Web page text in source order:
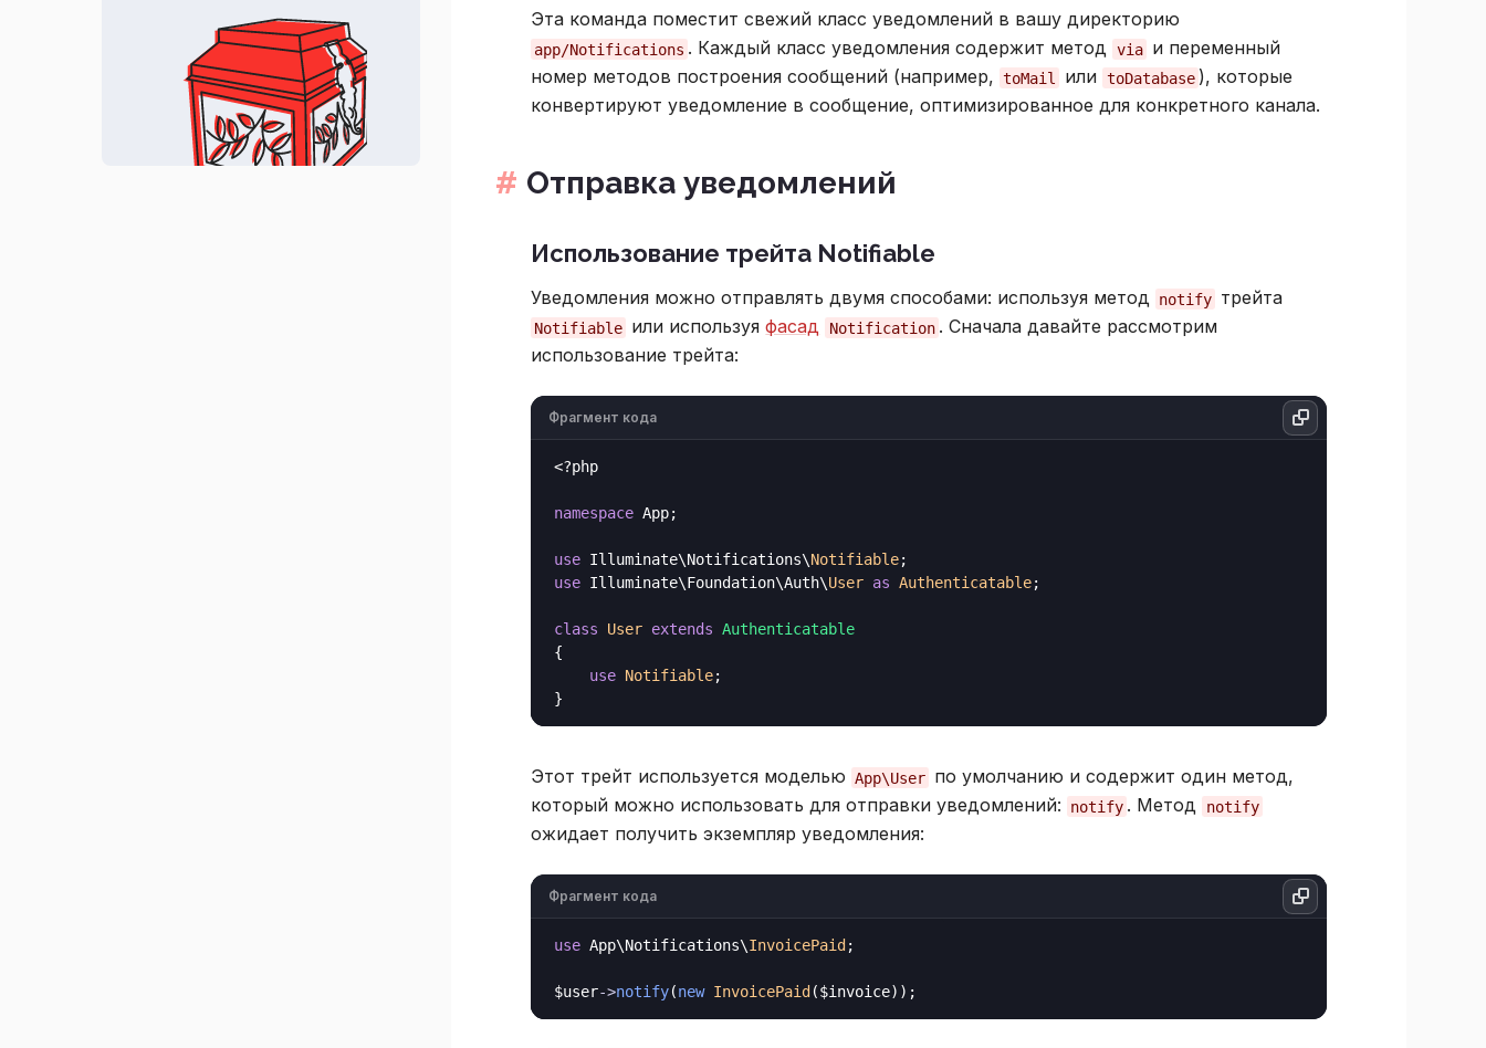
Эта команда поместит свежий класс уведомлений в вашу директорию
app/Notifications . Каждый класс уведомления содержит метод via и переменный
номер методов построения сообщений (например, toMail или toDatabase ), которые
конвертируют уведомление в сообщение, оптимизированное для конкретного канала.
Отправка уведомлений
Использование трейта Notifiable
Уведомления можно отправлять двумя способами: используя метод notify трейта
Notifiable или используяфасад Notification . Сначала давайте рассмотрим
использование трейта:
Фрагмент кода
<?php
namespace App;
use Illuminate\Notifications\Notifiable
use Illuminate\Foundation\Auth\User as Authenticatable;
class User extends Authenticatable
{
use Notifiable;
Этот трейт используется моделью App\User по умолчанию и содержит один метод,
который можно использовать для отправки уведомлений:
notify . Метод notify
ожидает получить экземпляр уведомления:
Фрагмент кода
use App\Notifications\InvoicePaid ;
$user->notify(new InvoicePaid